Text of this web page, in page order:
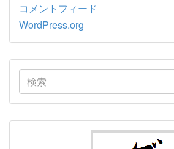
コメントフィード
WordPress.org